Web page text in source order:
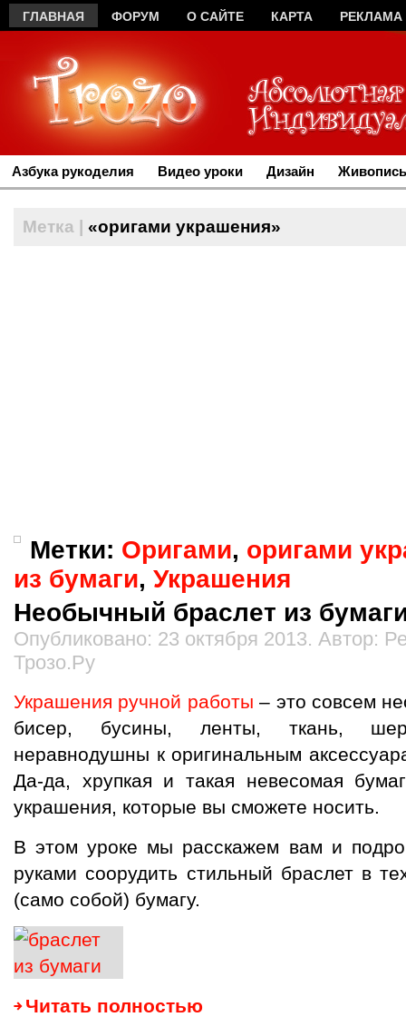
ГЛАВНАЯ ФОРУМ О САЙТЕ КАРТА РЕКЛАМА
Азбука рукоделия Видео уроки Дизайн
Метка | «оригами украшения»
Метки: Оригами, оригами
из бумаги, Украшения
Необычный браслет из
Опубликовано: 23 октября 2013. Автор:
Трозо.Ру
Украшения ручной работы – это совсем
бисер, бусины, ленты, ткань,
неравнодушны к оригинальным
Да-да, хрупкая и такая невесомая
украшения, которые вы сможете носить.
В этом уроке мы расскажем вам и
руками соорудить стильный браслет в
(само собой) бумагу.
Читать полностью